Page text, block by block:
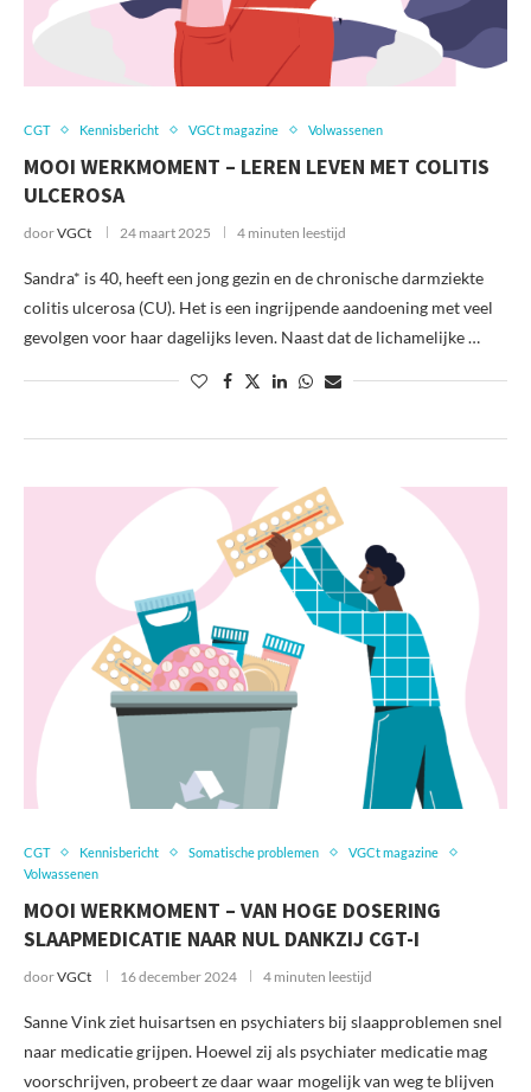
CGT Kennisbericht VGCt magazine Volwassenen
MOOI WERKMOMENT – LEREN LEVEN MET COLITIS
ULCEROSA
doorVGCt 24 maart 2025 4 minuten leestijd
Sandra* is 40, heeft een jong gezin en de chronische darmziekte
colitis ulcerosa (CU). Het is een ingrijpende aandoening met veel
gevolgen voor haar dagelijks leven. Naast dat de lichamelijke …
CGT Kennisbericht Somatische problemen
VGCt magazine
Volwassenen
MOOI WERKMOMENT – VAN HOGE DOSERING
SLAAPMEDICATIE NAAR NUL DANKZIJ CGT-I
doorVGCt 16 december 2024 4 minuten leestijd
Sanne Vink ziet huisartsen en psychiaters bij slaapproblemen snel
naar medicatie grijpen. Hoewel zij als psychiater medicatie mag
voorschrijven, probeert ze daar waar mogelijk van weg te blijven